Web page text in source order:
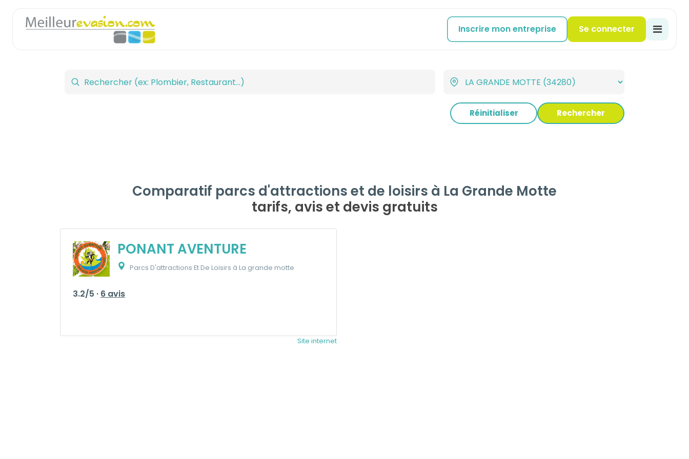
Inscrire mon entreprise Se connecter
Réinitialiser Rechercher
Comparatif parcs d'attractions et de loisirs à La Grande Motte
tarifs, avis et devis gratuits
PONANT AVENTURE
Parcs D'attractions Et De Loisirs à La grande motte
3.2/5 · 6 avis
Site internet